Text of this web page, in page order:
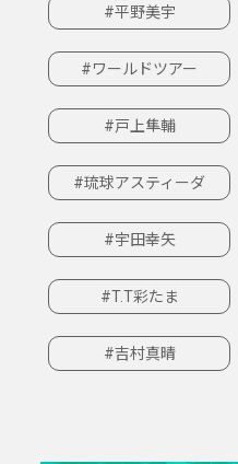
#平野美宇
#ワールドツアー
#戸上隼輔
#琉球アスティーダ
#宇田幸矢
#T.T彩たま
#吉村真晴